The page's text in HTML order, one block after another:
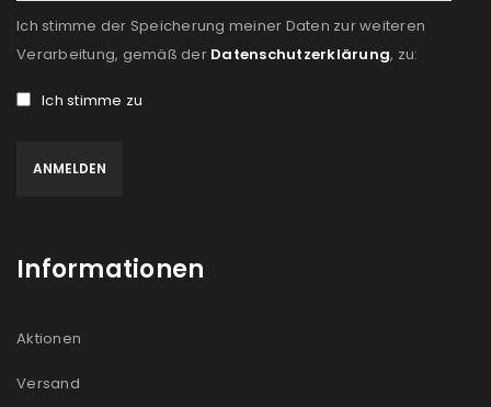
Ich stimme der Speicherung meiner Daten zur weiteren
Verarbeitung, gemäß der Datenschutzerklärung, zu:
Ich stimme zu
Informationen
Aktionen
Versand